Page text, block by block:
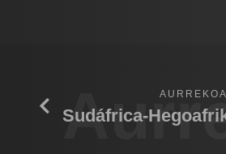
AURREKOA